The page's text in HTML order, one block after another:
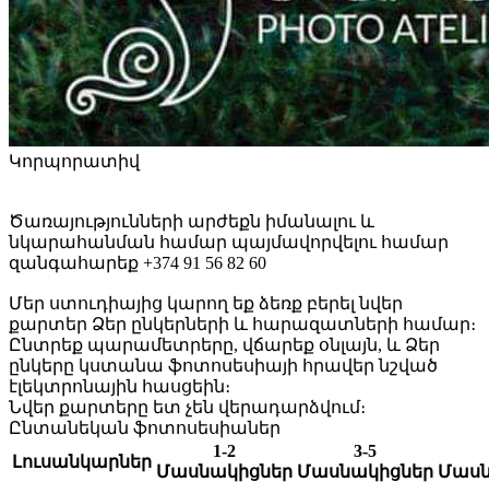
Կորպորատիվ
Ծառայությունների արժեքն իմանալու և
նկարահանման համար պայմավորվելու համար
զանգահարեք +374 91 56 82 60
Մեր ստուդիայից կարող եք ձեռք բերել նվեր
քարտեր Ձեր ընկերների և հարազատների համար։
Ընտրեք պարամետրերը, վճարեք օնլայն, և Ձեր
ընկերը կստանա ֆոտոսեսիայի հրավեր նշված
էլեկտրոնային հասցեին։
Նվեր քարտերը ետ չեն վերադարձվում։
Ընտանեկան ֆոտոսեսիաներ
Լուսանկարներ
1-2
Մասնակիցներ
3-5
Մասնակիցներ